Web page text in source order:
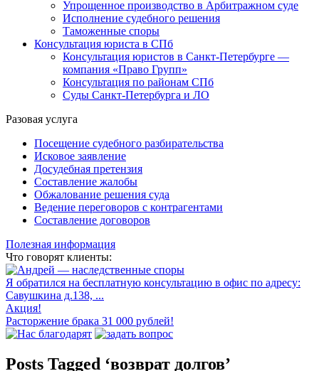
Упрощенное производство в Арбитражном суде
Исполнение судебного решения
Таможенные споры
Консультация юриста в СПб
Консультация юристов в Санкт-Петербурге —
компания «Право Групп»
Консультация по районам СПб
Суды Санкт-Петербурга и ЛО
Разовая услуга
Посещение судебного разбирательства
Исковое заявление
Досудебная претензия
Составление жалобы
Обжалование решения суда
Ведение переговоров с контрагентами
Составление договоров
Полезная информация
Что говорят клиенты:
Я обратился на бесплатную консультацию в офис по адресу:
Савушкина д.138, ...
Акция!
Расторжение брака 31 000 рублей!
Posts Tagged ‘возврат долгов’